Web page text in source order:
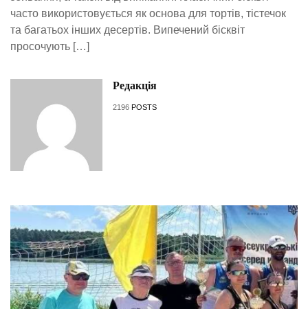
часто використовується як основа для тортів, тістечок
та багатьох інших десертів. Випечений бісквіт
просочують […]
Редакція
2196 POSTS